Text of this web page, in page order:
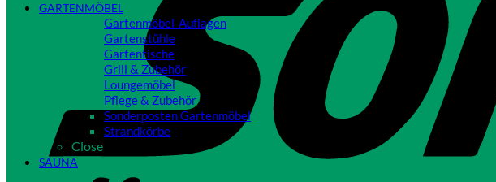
GARTENMÖBEL
Gartenmöbel-Auflagen
Gartenstühle
Gartentische
Grill & Zubehör
Loungemöbel
Pflege & Zubehör
Sonderposten Gartenmöbel
Strandkörbe
Close
SAUNA